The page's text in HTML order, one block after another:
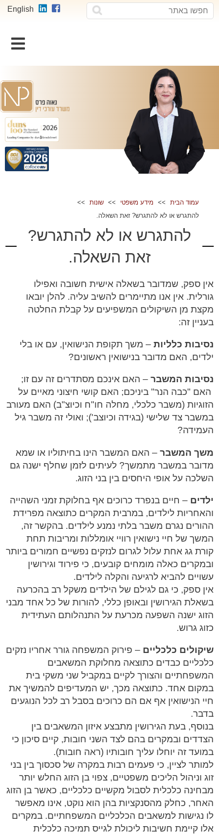
חפשו
באתר
חפשו English
עמוד הבית מידע משפטי
שונות
להתגרש או לא להתגרש? זאת השאלה.
להתגרש או לא להתגרש?
זאת השאלה.
אין ספק, שמדובר בשאלה אישית חשובה ואפילו
גורלית. אין אנו מתיימרים להשיב עליה. להלן יובאו
מקצת מן השיקולים המשפיעים על קבלת החלטה
בעניין זה:
נסיבות כלליות – משך תקופת הנישואין, עם או בלי
ילדים, האם מדובר בנישואין ראשונים?
נסיבות המשבר – האם אינכם מסתדרים זה עם זו;
האם "כבה הנר" ביניכם; האם קושי חיצוני מאיים על
הזוגיות (משבר כלכלי, מחלה חו"ח וכיוצ"ב) האם מעורב
במשבר צד שלישי (בגידה וכיוצב'); ואולי זה משבר גיל
העמידה?
משך המשבר – האם המשבר הינו בחיתוליו או שמא
מדובר במשבר מתמשך? לעיתים לזמן שחלף ישנה גם
השלכה על אופי היחסים בין בני הזוג.
ילדים – חיים בנפרד כרוכים אף בחלוקת זמני השהייה
והאחריות לילדים, במרבית המקרים כתוצאה מפרידת
ההורים נגרם משבר בלתי נמנע לילדים. בהקשר זה,
המשך של חיי נישואין רוויי אומללות ומריבות תחת
קורת גג אחת עלול לגרום לנזקים נפשיים חמורים ביותר
ובמקרים כאלה מומחים קובעים, כי פירוד וגירושין
עשויים להביא לרגיעה והקלה לילדים.
אין ספק, כי גם לגילם של הילדים משקל רב בהכרעה
בשאלת הגירושין ובאופן כללי, להורות של כל אחד מבני
הזוג ישנה השפעה מכרעת על התנהלותם העתידית
כזוג גרוש.
שיקולים כלכליים – פירוק המשפחה גורר אחריו נזקים
כלכליים כבדים כתוצאה מחלוקת המשאבים
המשפחתיים והצורך לקיים במקביל שני משקי בית
במקום אחד. כתוצאה מכך, יש המעדיפים להמשיך את
חיי הנישואין אף אם הם כרוכים בסבל רב לכל הנוגעים
בדבר.
בנוסף, בעת הגירושין מתבצע איזון המשאבים בין
הצדדים ובמקרים בהם לצד השני חובות, קיים סיכון כי
במועד זה יוחלו עליך חובותיו (ראה חובות).
למותר לציין, כי פעמים רבות במקרה של סכסוך בין בני
זוג וניהול הליכים משפטיים, צפוי בן הזוג החלש יותר
מבחינה כלכלית לסבול מקשיים כלכליים, כאשר בן הזוג
האחר, כחלק מהסנקציות בהן הוא נוקט, אינו מאפשר
לו נגישות למשאבים הכלכליים המשפחתיים. במקרים
אלו קיימת חשיבות ליכולת לגייס תמיכה כלכלית